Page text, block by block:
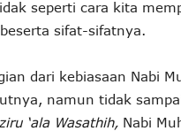
seperti cara kita
beserta sifat-sifatnya.
dari kebiasaan Nabi
namun tidak
‘ala Wasathih, Nabi